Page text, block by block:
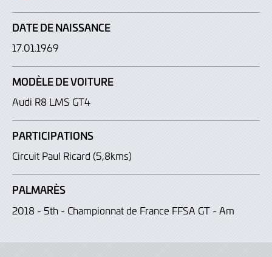
DATE DE NAISSANCE
17.01.1969
MODÈLE DE VOITURE
Audi R8 LMS GT4
PARTICIPATIONS
Circuit Paul Ricard (5,8kms)
PALMARÈS
2018 - 5th - Championnat de France FFSA GT - Am